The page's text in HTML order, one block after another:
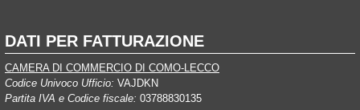
DATI PER FATTURAZIONE
CAMERA DI COMMERCIO DI COMO-LECCO
Codice Univoco Ufficio: VAJDKN
Partita IVA e Codice fiscale: 03788830135